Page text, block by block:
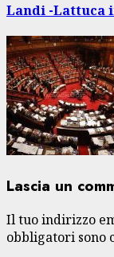
Landi -Lattuca
Lascia un
Il tuo indirizzo
obbligatori sono